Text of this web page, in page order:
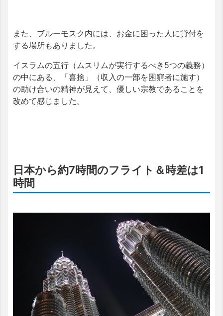
また、ブルーモスク内には、お金に困った人に貸付を
する場所もありました。
イスラムの五行（ムスリムが実行するべき5つの義務）
の中にある、「喜捨」（収入の一部を困窮者に施す）
の助け合いの精神が見えて、優しい宗教であることを
改めて感じました。
日本から約7時間のフライト＆時差は1
時間